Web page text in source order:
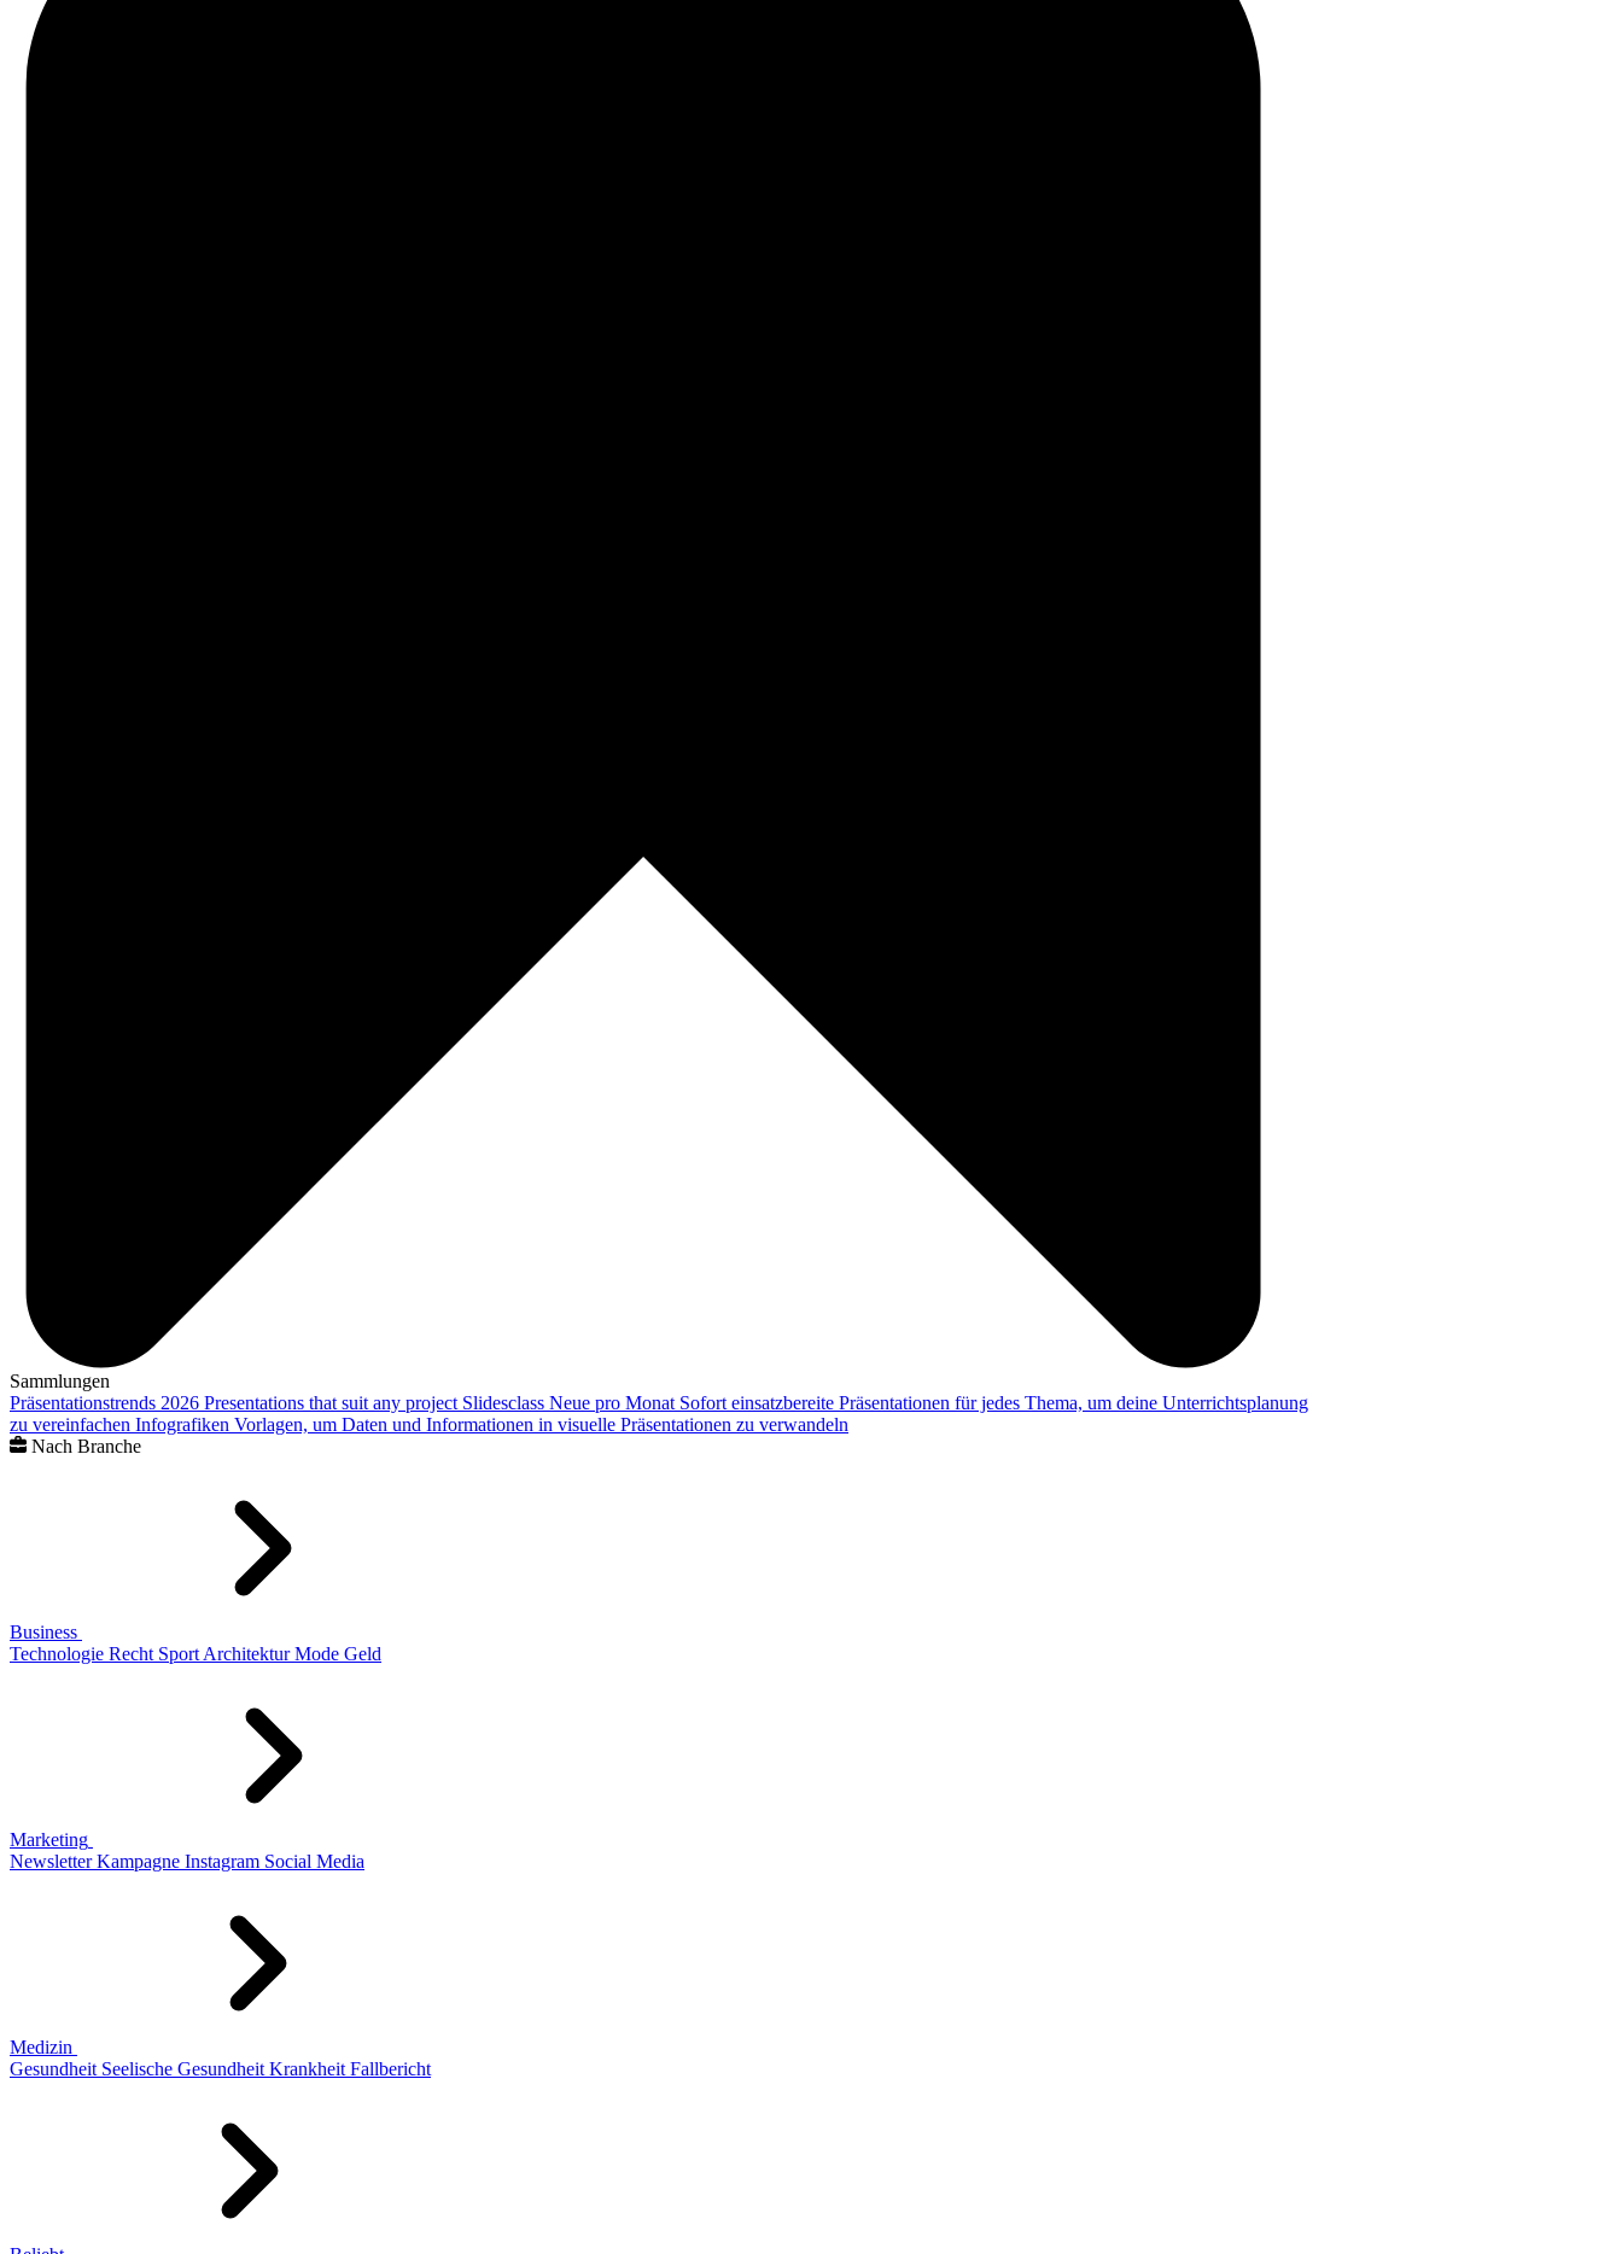
Sammlungen
Präsentationstrends 2026 Presentations that suit any project Slidesclass Neue pro Monat Sofort einsatzbereite Präsentationen für jedes Thema, um deine Unterrichtsplanung
zu vereinfachen Infografiken Vorlagen, um Daten und Informationen in visuelle Präsentationen zu verwandeln
Nach Branche
Business
Technologie Recht Sport Architektur Mode Geld
Marketing
Newsletter Kampagne Instagram Social Media
Medizin
Gesundheit Seelische Gesundheit Krankheit Fallbericht